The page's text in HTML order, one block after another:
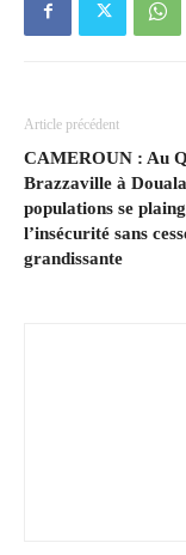
Article précédent
CAMEROUN : Au
Brazzaville à
populations se
l’insécurité sans
grandissante